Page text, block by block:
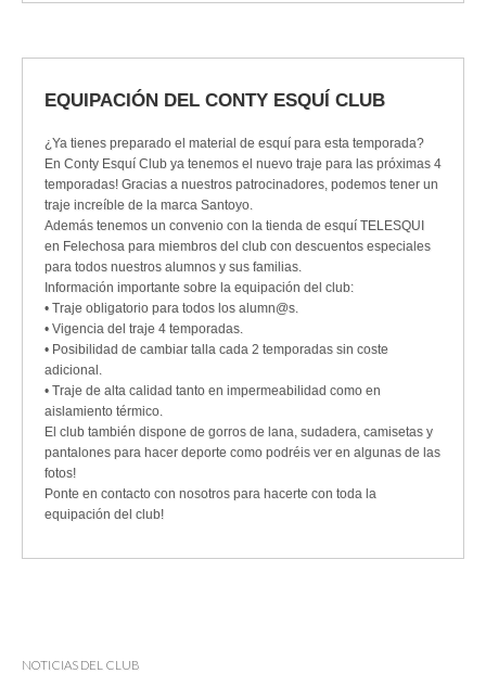
EQUIPACIÓN DEL CONTY ESQUÍ CLUB
¿Ya tienes preparado el material de esquí para esta temporada?
En Conty Esquí Club ya tenemos el nuevo traje para las próximas 4
temporadas! Gracias a nuestros patrocinadores, podemos tener un
traje increíble de la marca Santoyo.
Además tenemos un convenio con la tienda de esquí TELESQUI
en Felechosa para miembros del club con descuentos especiales
para todos nuestros alumnos y sus familias.
Información importante sobre la equipación del club:
• Traje obligatorio para todos los alumn@s.
• Vigencia del traje 4 temporadas.
• Posibilidad de cambiar talla cada 2 temporadas sin coste
adicional.
• Traje de alta calidad tanto en impermeabilidad como en
aislamiento térmico.
El club también dispone de gorros de lana, sudadera, camisetas y
pantalones para hacer deporte como podréis ver en algunas de las
fotos!
Ponte en contacto con nosotros para hacerte con toda la
equipación del club!
NOTICIAS DEL CLUB